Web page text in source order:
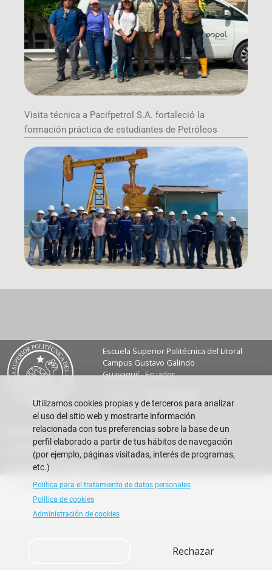
Visita técnica a Pacifpetrol S.A. fortaleció la
formación práctica de estudiantes de Petróleos
Escuela Superior Politécnica del Litoral
Campus Gustavo Galindo
Guayaquil - Ecuador
Alumni
Contáctanos
Preguntas Frecuentes
Copyright © 2026 ESPOL
Utilizamos cookies propias y de terceros para analizar
el uso del sitio web y mostrarte información
relacionada con tus preferencias sobre la base de un
perfil elaborado a partir de tus hábitos de navegación
(por ejemplo, páginas visitadas, interés de programas,
etc.)
Política para el tratamiento de datos personales
Política de cookies
Administración de cookies
Rechazar